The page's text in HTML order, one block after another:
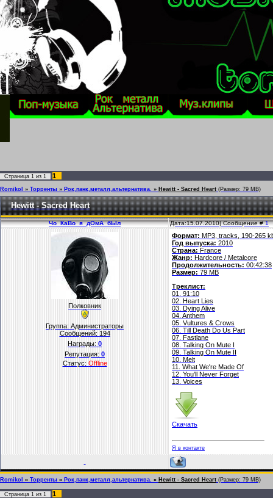
Страница 1 из 1 1
Romikol » Торренты » Рок,панк,металл,альтернатива. » Hewitt - Sacred Heart (Размер: 79 MB)
Hewitt - Sacred Heart
Чо_КаВо_я_дОмА_бЫл Дата:15.07.2010| Сообщение #1
Полковник
Группа: Администраторы
Сообщений: 194
Награды: 0
Репутация: 0
Статус: Offline
Формат: MP3, tracks, 190-265
Год выпуска: 2010
Страна: France
Жанр: Hardcore / Metalcore
Продолжительность: 00:42:38
Размер: 79 MB
Треклист:
01. 91:10
02. Heart Lies
03. Dying Alive
04. Anthem
05. Vultures & Crows
06. Till Death Do Us Part
07. Fastlane
08. Talking On Mute I
09. Talking On Mute II
10. Melt
11. What We're Made Of
12. You'll Never Forget
13. Voices
Скачать
Я в контакте
Romikol » Торренты » Рок,панк,металл,альтернатива. » Hewitt - Sacred Heart (Размер: 79 MB)
Страница 1 из 1 1